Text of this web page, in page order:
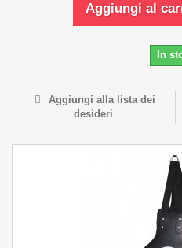
Aggiungi al
In
Aggiungi alla lista dei
desideri